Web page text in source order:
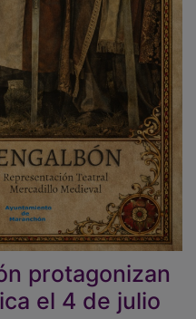
protagonizan
el 4 de julio